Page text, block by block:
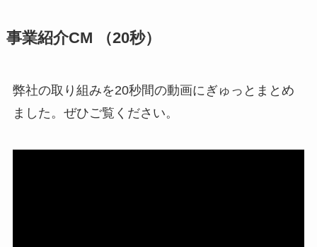
事業紹介CM （20秒）
弊社の取り組みを20秒間の動画にぎゅっとまとめ
ました。ぜひご覧ください。